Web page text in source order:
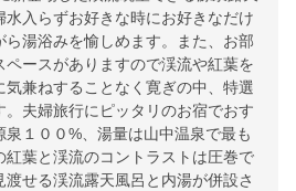
水入らずお好きな時にお好きなだけ
ら湯浴みを愉しめます。また、お部
ペースがありますので渓流や紅葉を
気兼ねすることなく寛ぎの中、特選
夫婦旅行にピッタリのお宿でおす
１００%、湯量は山中温泉で最も
紅葉と渓流のコントラストは圧巻で
せる渓流露天風呂と内湯が併設さ